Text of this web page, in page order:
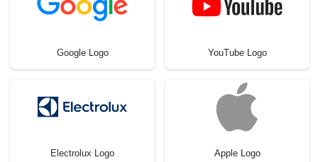
Google Logo YouTube Logo
Electrolux Logo Apple Logo